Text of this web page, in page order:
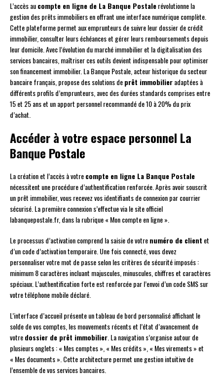
L’accès aucompte en ligne de La Banque Postalerévolutionne la
gestion des prêts immobiliers en offrant une interface numérique complète.
Cette plateforme permet aux emprunteurs de suivre leur dossier de crédit
immobilier, consulter leurs échéances et gérer leurs remboursements depuis
leur domicile. Avec l’évolution du marché immobilier et la digitalisation des
services bancaires, maîtriser ces outils devient indispensable pour optimiser
son financement immobilier. La Banque Postale, acteur historique du secteur
bancaire français, propose des solutions deprêt immobilieradaptées à
différents profils d’emprunteurs, avec des durées standards comprises entre
15 et 25 ans et un apport personnel recommandé de 10 à 20% du prix
d’achat.
Accéder à votre espace personnel La
Banque Postale
La création et l’accès à votrecompte en ligne La Banque Postale
nécessitent une procédure d’authentification renforcée. Après avoir souscrit
un prêt immobilier, vous recevez vos identifiants de connexion par courrier
sécurisé. La première connexion s’effectue via le site officiel
labanquepostale.fr, dans la rubrique « Mon compte en ligne ».
Le processus d’activation comprend la saisie de votrenuméro de client et
d’un code d’activation temporaire. Une fois connecté, vous devez
personnaliser votre mot de passe selon les critères de sécurité imposés :
minimum 8 caractères incluant majuscules, minuscules, chiffres et caractères
spéciaux. L’authentification forte est renforcée par l’envoi d’un code SMS sur
votre téléphone mobile déclaré.
L’interface d’accueil présente un tableau de bord personnalisé affichant le
solde de vos comptes, les mouvements récents et l’état d’avancement de
votredossier de prêt immobilier . La navigation s’organise autour de
plusieurs onglets : « Mes comptes », « Mes crédits », « Mes virements » et
« Mes documents ». Cette architecture permet une gestion intuitive de
l’ensemble de vos services bancaires.